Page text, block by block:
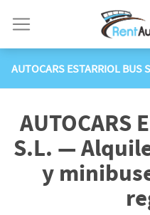
AUTOCARS ESTARRIOL BUS
AUTOCARS
S.L. —
y